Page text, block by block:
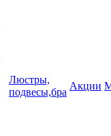
Люстры,
подвесы,бра
Акции